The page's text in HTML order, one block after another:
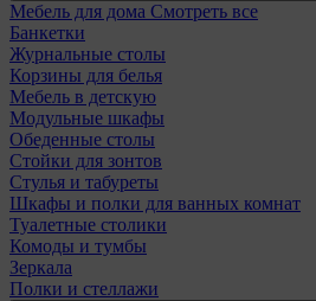
Мебель для дома Смотреть все
Банкетки
Журнальные столы
Корзины для белья
Мебель в детскую
Модульные шкафы
Обеденные столы
Стойки для зонтов
Стулья и табуреты
Шкафы и полки для ванных комнат
Туалетные столики
Комоды и тумбы
Зеркала
Полки и стеллажи